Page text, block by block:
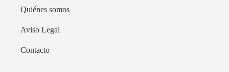
Quiénes somos
Aviso Legal
Contacto